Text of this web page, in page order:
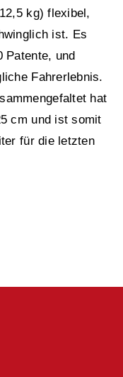
kg) flexibel,
ist. Es
Patente, und
Fahrerlebnis.
hat
cm und ist somit
für die letzten